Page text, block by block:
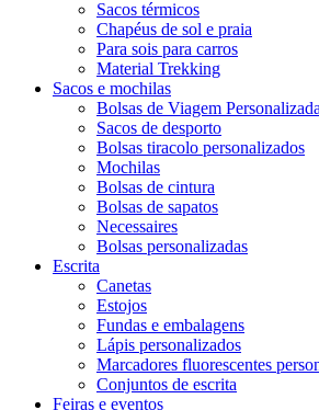
Sacos térmicos
Chapéus de sol e praia
Para sois para carros
Material Trekking
Sacos e mochilas
Bolsas de Viagem
Sacos de desporto
Bolsas tiracolo personalizados
Mochilas
Bolsas de cintura
Bolsas de sapatos
Necessaires
Bolsas personalizadas
Escrita
Canetas
Estojos
Fundas e embalagens
Lápis personalizados
Marcadores fluorescentes
Conjuntos de escrita
Feiras e eventos